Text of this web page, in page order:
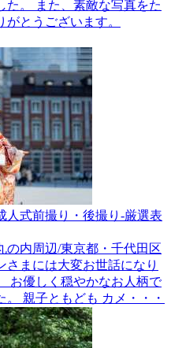
た。 また、素敵な写真をた
とうございます。
人式前撮り・後撮り-厳選表
内周辺/東京都・千代田区
さまには大変お世話になり
お優しく穏やかなお人柄で
親子ともども カメ・・・